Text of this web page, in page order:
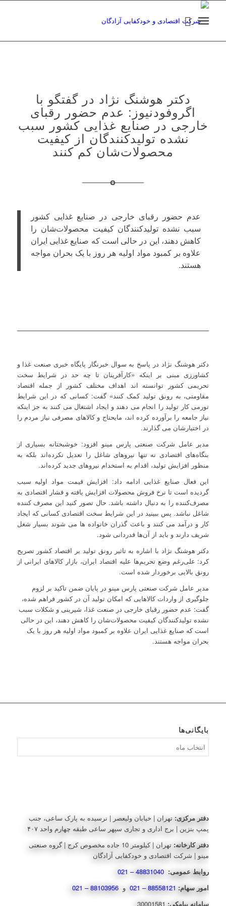
دکتر هوشنگ نژاد در گفتگو با
اگروفودنیوز: عدم حضور رقبای
خارجی در صنایع غذایی کشور سبب
نشده تولیدکنندگان از کیفیت
محصولات‌شان کم کنند
عدم حضور رقبای خارجی در صنایع غذایی کشور
سبب نشده تولیدکنندگان کیفیت محصولات‌شان را
کاهش دهند، این در حالی است که صنایع غذایی ایران
علاوه بر کمبود مواد اولیه هر روز با یک بحران مواجه
هستند.
دکتر هوشنگ نژاد در پاسخ به سوال خبرنگار پایگاه خبری صنعت غذا و
کشاورزی مبنی بر اینکه «کارآفرینان تا چه حد در شرایط سخت
تحریمی کشور توانسته اند اهداف مختلف کشور از جمله اقتصاد
مقاومتی، به رونق تولید کمک کنند» گفت: کسانی که در این شرایط
تورمی کار تولید را انجام می دهند و ایجاد اشتغال می کنند به جز اینکه
نیاز جامعه را برآورده کرده اند، مایحتاج و کالاهای مصرفی نیاز مردم را
در اختیارشان می گذارند.
مدیر عامل شرکت صنعتی پارس مینو افزود: خوشبختانه بسیاری از
بنگاه‌های اقتصادی نه تنها نیروهای شاغل‌ را تعدیل نکرده‌اند بلکه به
منظور افزایش تولید، اقدام به استخدام نیروهای جدید کرده‌اند.
این فعال صنایع غذایی ادامه داد: افزایش قیمت مواد اولیه سبب
گردیده است تا نرخ فروش محصولات افزایش یافته و فشار اقتصادی به
مصرف‌کننده را به دنبال داشته باشد. حال تصور کنید این مصرف کننده
شاغل نباشد. پس ببینید در این شرایط سخت اقتصادی کسانی که ایجاد
کار و درآمد می کنند و باعث گذران خانواده ها می شوند بسیار شغل
شریف دارند و باید از آن‌ها قدردانی شود.
دکتر هوشنگ نژاد با اشاره به تاثیر رونق تولید بر اقتصاد کشور تصریح
کرد: علی‌رغم وضع تحریم‌ها علیه اقتصاد ایران، بازار کالاهای ایرانی از
رونق بالایی برخوردار شده است.
مدیر عامل شرکت صنعتی پارس مینو در پایان ضمن تاکید بر لزوم
جلوگیری از واردات کالاهایی که امکان تولید آن در کشور فراهم شده،
گفت: عدم حضور رقبای خارجی در صنعت غذا، شیرینی و شکلات سبب
نشده تولیدکنندگان کیفیت محصولات‌شان را کاهش دهند، این در حالی
است که صنایع غذایی ایران علاوه بر کمبود مواد اولیه هر روز با یک
بحران مواجه هستند.
بایگانی‌ها
دفتر مرکزی: تهران | خیابان ولیعصر | نرسیده به پارک ساعی، جنب
پمپ بنزین | برج اداری و تجاری سپهر ساعی طبقه چهارم واحد ۴۰۷
دفتر کارخانه:
تهران | کیلومتر 10 جاده مخصوص کرج | گروه صنعتی
مینو | شرکت اقتصادی و خودکفایی آزادگان
روابط عمومی:
امور سهام: 88558121 – 021 و
سامانه پیامکی: